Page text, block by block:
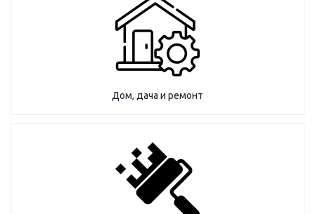
Дом, дача и ремонт